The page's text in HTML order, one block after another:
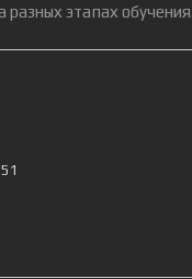
этапах обучения.